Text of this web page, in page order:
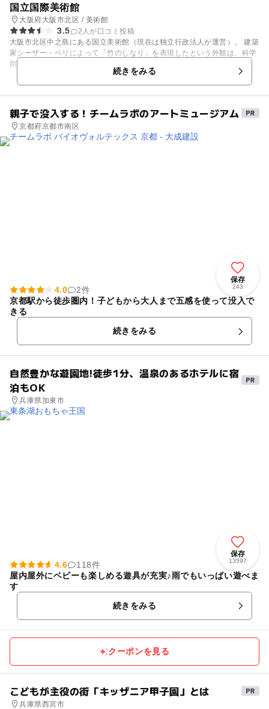
国立国際美術館
大阪府大阪市北区 / 美術館
3.5
2人が口コミ投稿
大阪市北区中之島にある国立美術館（現在は独立行政法人が運営）。 建築
家シーザー・ペリによって「竹のしなり」を表現したという外観は、科学
館、図書館と文化施設が集積する中之島に、一羽の鳥が優雅に舞い降りた
所蔵するが、様々なジャンルの充実した企画展には、関西一円から多くの
教育に対しても積極的で、定期的に子供向けのイベントを開催。美術館内
には、絵本を約300冊常設したキッズルームを完備し、託児サービス（予
約・有料）もあるなど、小さな子供を持つ親にうれしいサービスが充実。
なんと、0歳児はマンツーマンでの託児サービスを行っている。 子供がま
続きをみる
親子で没入する！チームラボのアートミュージアム
京都府京都市南区
保存
243
4.0
2件
京都駅から徒歩圏内！子どもから大人まで五感を使って没入で
きる
続きをみる
自然豊かな遊園地!徒歩1分、温泉のあるホテルに宿
泊もOK
兵庫県加東市
保存
13597
4.6
118件
屋内屋外にベビーも楽しめる遊具が充実♪雨でもいっぱい遊べま
す
続きをみる
クーポンを見る
こどもが主役の街「キッザニア甲子園」とは
兵庫県西宮市